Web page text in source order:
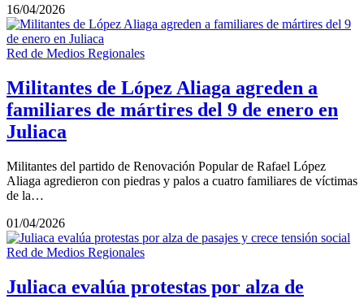
16/04/2026
Red de Medios Regionales
Militantes de López Aliaga agreden a
familiares de mártires del 9 de enero en
Juliaca
Militantes del partido de Renovación Popular de Rafael López
Aliaga agredieron con piedras y palos a cuatro familiares de víctimas
de la…
01/04/2026
Red de Medios Regionales
Juliaca evalúa protestas por alza de